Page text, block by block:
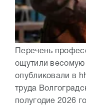
Перечень
ощутили весомую
опубликовали в
труда
полугодие 2026